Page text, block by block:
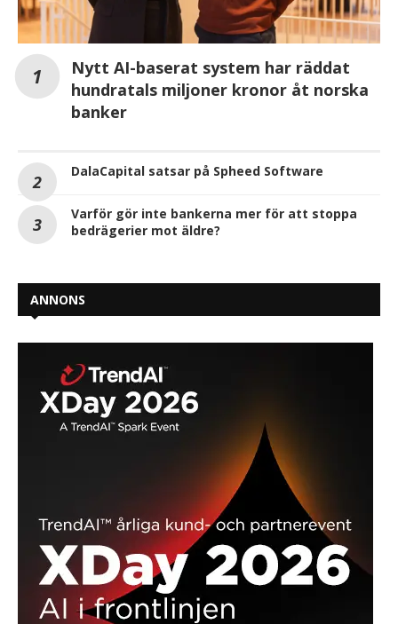
Nytt AI-baserat system har räddat
hundratals miljoner kronor åt norska
banker
DalaCapital satsar på Spheed Software
Varför gör inte bankerna mer för att stoppa
bedrägerier mot äldre?
ANNONS